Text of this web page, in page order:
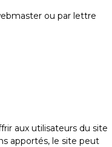
ou par lettre
aux utilisateurs du site
apportés, le site peut